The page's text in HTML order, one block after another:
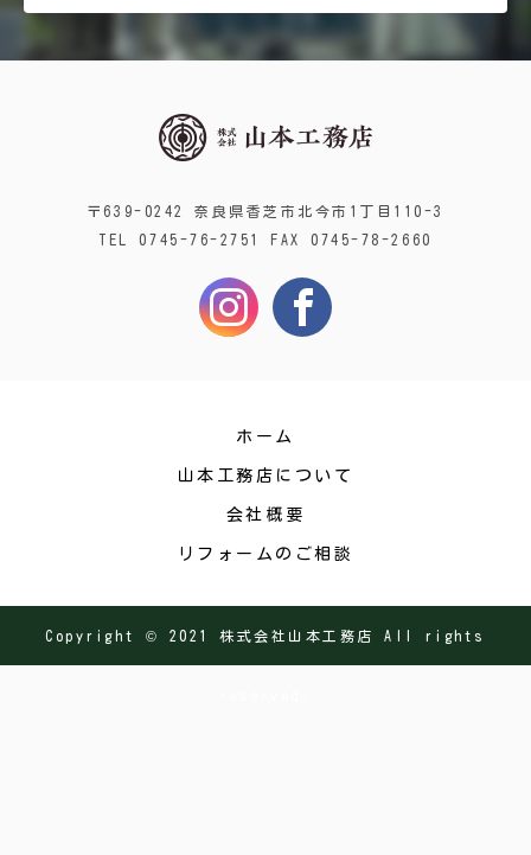
〒639-0242 奈良県香芝市北今市1丁目110-3
TEL 0745-76-2751 FAX 0745-78-2660
ホーム
山本工務店について
会社概要
リフォームのご相談
Copyright © 2021 株式会社山本工務店 All rights